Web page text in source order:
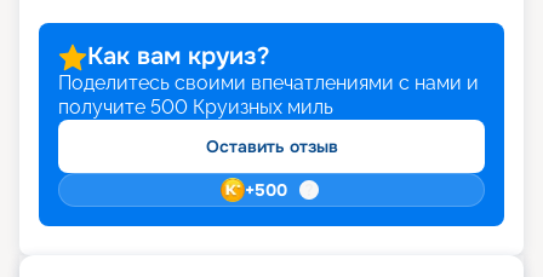
Как вам круиз?
Поделитесь своими впечатлениями с нами и
получите 500 Круизных миль
Оставить отзыв
+500